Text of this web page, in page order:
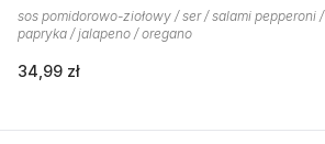
sos pomidorowo-ziołowy / ser / salami pepperoni /
papryka / jalapeno / oregano
34,99 zł